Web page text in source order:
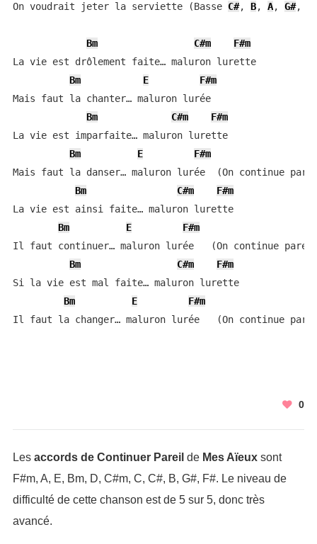
On voudrait jeter la serviette (Basse C#, B, A, G#,
Bm C#m
F#m
La vie est drôlement faite… maluron lurette
Bm
E
F#m
Mais faut la chanter… maluron lurée
Bm
C#m
F#m
La vie est imparfaite… maluron lurette
Bm
E
F#m
Mais faut la danser… maluron lurée  (On continue
Bm
C#m
F#m
La vie est ainsi faite… maluron lurette
Bm
E
F#m
Il faut continuer… maluron lurée   (On continue
Bm
C#m
F#m
Si la vie est mal faite… maluron lurette
Bm
E
F#m
Il faut la changer… maluron lurée   (On continue
0
Les accords de Continuer Pareil de Mes Aïeuxsont
F#m, A, E, Bm, D, C#m, C, C#, B, G#, F#. Le niveau de
difficulté de cette chanson est de 5 sur 5, donc très
avancé.